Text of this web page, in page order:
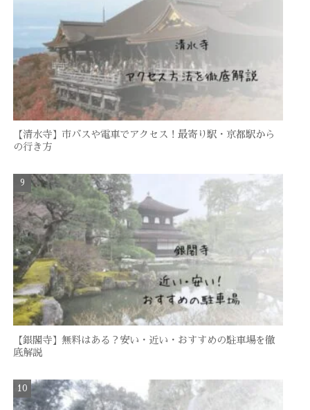
【清水寺】市バスや電車でアクセス！最寄り駅・京都駅から
の行き方
【銀閣寺】無料はある？安い・近い・おすすめの駐車場を徹
底解説